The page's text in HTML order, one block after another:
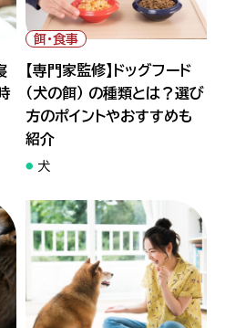
" alt="【専門家監修】ドッグフー
ド（犬の餌） の種類とは？選び方
のポイントやおすすめも紹介">
餌・食事
【専門家監修】ドッグフード
（犬の餌） の種類とは？選び
方のポイントやおすすめも
紹介
犬
" alt="【専門家監修】犬にしつ
けは必要？しつけの順番や大切